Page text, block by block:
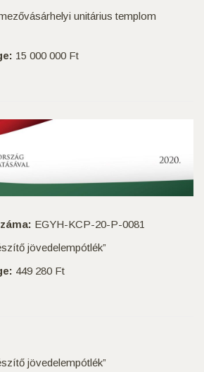
unitárius templom
15 000 000 Ft
EGYH-KCP-20-P-0081
jövedelempótlék”
449 280 Ft
jövedelempótlék”